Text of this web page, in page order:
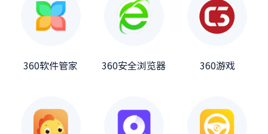
360软件管家 360安全浏览器 360游戏